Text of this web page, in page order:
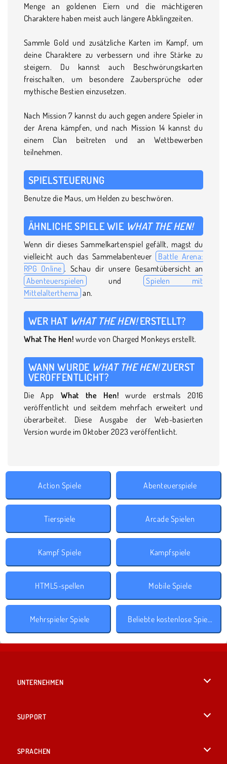
Menge an goldenen Eiern und die mächtigeren
Charaktere haben meist auch längere Abklingzeiten.
Sammle Gold und zusätzliche Karten im Kampf, um
deine Charaktere zu verbessern und ihre Stärke zu
steigern. Du kannst auch Beschwörungskarten
freischalten, um besondere Zaubersprüche oder
mythische Bestien einzusetzen.
Nach Mission 7 kannst du auch gegen andere Spieler in
der Arena kämpfen, und nach Mission 14 kannst du
einem Clan beitreten und an Wettbewerben
teilnehmen.
SPIELSTEUERUNG
Benutze die Maus, um Helden zu beschwören.
ÄHNLICHE SPIELE WIE WHAT THE HEN!
Wenn dir dieses Sammelkartenspiel gefällt, magst du
vielleicht auch das Sammelabenteuer Battle Arena:
RPG Online . Schau dir unsere Gesamtübersicht an
Abenteuerspielen und Spielen mit
Mittelalterthema an.
WER HAT WHAT THE HEN!ERSTELLT?
What The Hen! wurde von Charged Monkeys erstellt.
WANN WURDE WHAT THE HEN!ZUERST
VERÖFFENTLICHT?
Die App What the Hen! wurde erstmals 2016
veröffentlicht und seitdem mehrfach erweitert und
überarbeitet. Diese Ausgabe der Web-basierten
Version wurde im Oktober 2023 veröffentlicht.
Action Spiele Abenteuerspiele
Tierspiele Arcade Spielen
Kampf Spiele Kampfspiele
HTML5-spellen Mobile Spiele
Mehrspieler Spiele Beliebte kostenlose Spiele
UNTERNEHMEN
SUPPORT
SPRACHEN